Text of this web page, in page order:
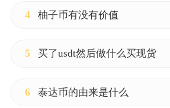
4 柚子币有没有价值
5 买了usdt然后做什么买现货
6 泰达币的由来是什么